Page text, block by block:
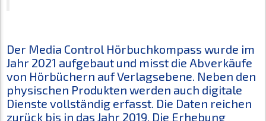
Der Media Control Hörbuchkompass wurde im
Jahr 2021 aufgebaut und misst die Abverkäufe
von Hörbüchern auf Verlagsebene. Neben den
physischen Produkten werden auch digitale
Dienste vollständig erfasst. Die Daten reichen
zurück bis in das Jahr 2019. Die Erhebung